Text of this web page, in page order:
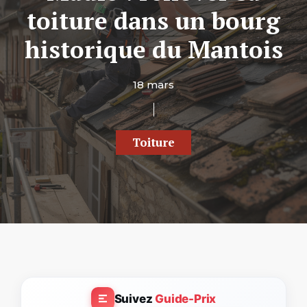
toiture dans un bourg
historique du Mantois
18 mars
Toiture
SuivezGuide-Prix